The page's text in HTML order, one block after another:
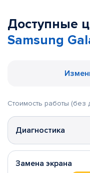
Доступные
Samsung
Стоимость работы (без
Диагностика
Замена экрана